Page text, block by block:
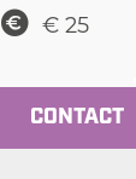
€ 25,00
CONTACT